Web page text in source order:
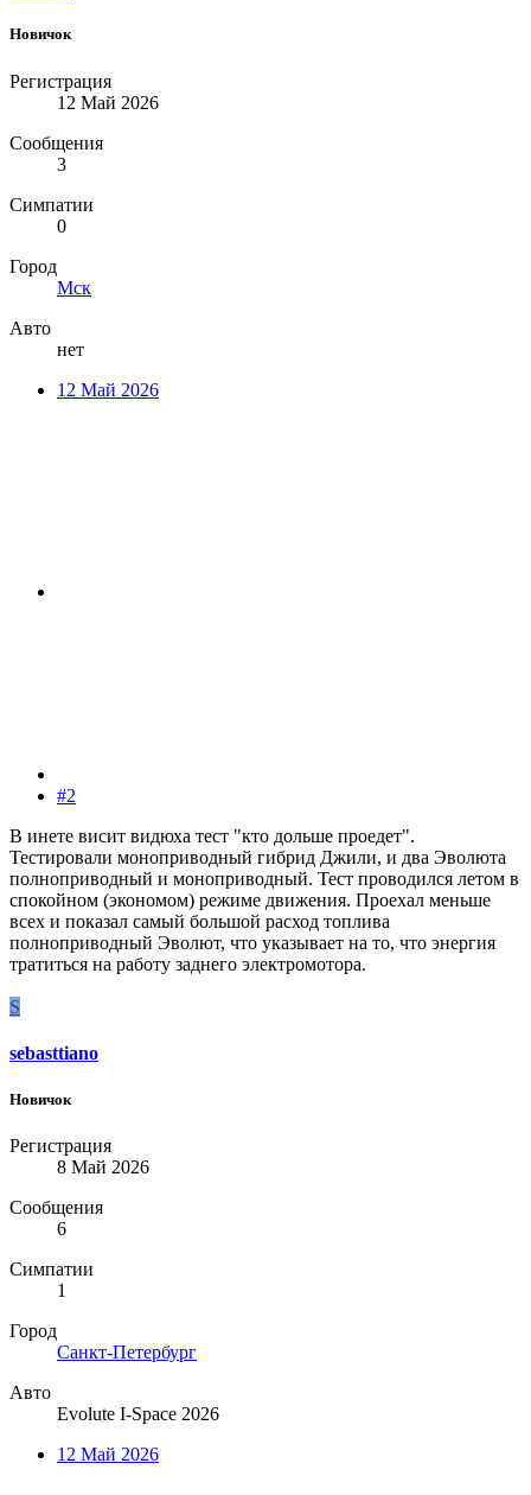
Новичок
Регистрация
12 Май 2026
Сообщения
3
Симпатии
0
Город
Мск
Авто
нет
12 Май 2026
#2
В инете висит видюха тест "кто дольше проедет".
Тестировали моноприводный гибрид Джили, и два Эволюта
полноприводный и моноприводный. Тест проводился летом в
спокойном (экономом) режиме движения. Проехал меньше
всех и показал самый большой расход топлива
полноприводный Эволют, что указывает на то, что энергия
тратиться на работу заднего электромотора.
S
sebasttiano
Новичок
Регистрация
8 Май 2026
Сообщения
6
Симпатии
1
Город
Санкт-Петербург
Авто
Evolute I-Space 2026
12 Май 2026